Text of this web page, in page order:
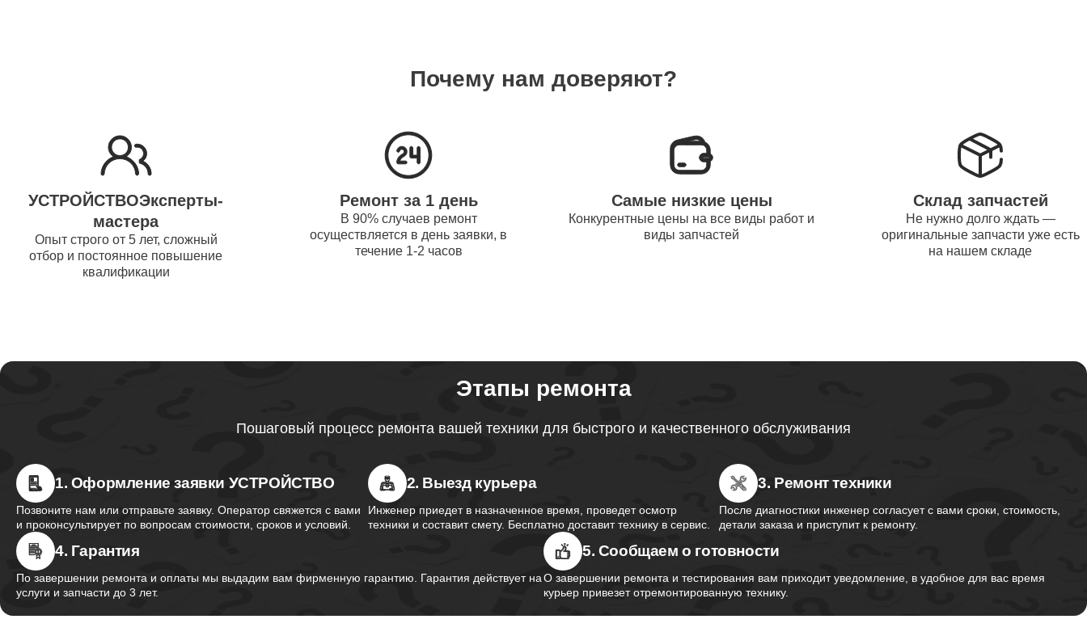
Ремонт системы охлаждения ноутбуков
Ремонт процессора ноутбуков Thunderobot 90
Ремонт оперативной памяти ноутбуков
Thunderobot
80
80 от 1595
Ремонт тачпада ноутбуков Thunderobot 80
Ремонт южного моста ноутбуков
Thunderobot
Ремонт контроллера питания ноутбуков
Thunderobot
Почему нам доверяют?
УСТРОЙСТВОЭксперты-
мастера
Опыт строго от 5 лет, сложный
отбор и постоянное повышение
квалификации
Ремонт за 1 день
В 90% случаев ремонт
осуществляется в день заявки, в
течение 1-2 часов
Самые низкие цены
Конкурентные цены на все виды работ и
виды запчастей
Склад запчастей
Не нужно долго ждать —
оригинальные запчасти уже есть
на нашем складе
Этапы ремонта
Пошаговый процесс ремонта вашей техники для быстрого и качественного обслуживания
1. Оформление заявки УСТРОЙСТВО
Позвоните нам или отправьте заявку. Оператор свяжется с вами
и проконсультирует по вопросам стоимости, сроков и условий.
2. Выезд курьера
Инженер приедет в назначенное время, проведет осмотр
техники и составит смету. Бесплатно доставит технику в сервис.
3. Ремонт техники
После диагностики инженер согласует с вами сроки, стоимость,
детали заказа и приступит к ремонту.
4. Гарантия
По завершении ремонта и оплаты мы выдадим вам фирменную гарантию. Гарантия действует на
услуги и запчасти до 3 лет.
5. Сообщаем о готовности
О завершении ремонта и тестирования вам приходит уведомление, в удобное для вас время
курьер привезет отремонтированную технику.